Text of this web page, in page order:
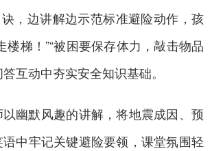
，边讲解边示范标准避险动作，孩
梯！”“被困要保存体力，敲击物品
互动中夯实安全知识基础。
幽默风趣的讲解，将地震成因、预
中牢记关键避险要领，课堂氛围轻